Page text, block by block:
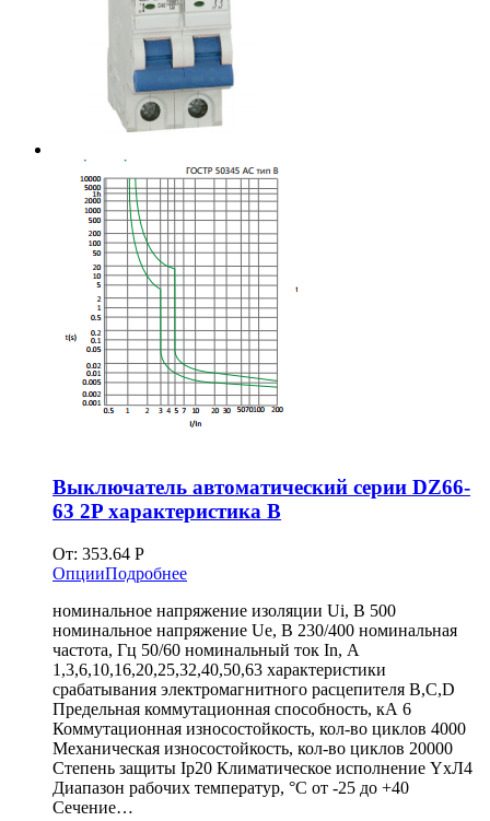
Выключатель автоматический серии DZ66-
63 2P характеристика В
От: 353.64 Р
ОпцииПодробнее
номинальное напряжение изоляции Ui, В 500
номинальное напряжение Ue, В 230/400 номинальная
частота, Гц 50/60 номинальный ток In, А
1,3,6,10,16,20,25,32,40,50,63 характеристики
срабатывания электромагнитного расцепителя B,C,D
Предельная коммутационная способность, кА 6
Коммутационная износостойкость, кол-во циклов 4000
Механическая износостойкость, кол-во циклов 20000
Степень защиты Ip20 Климатическое исполнение YxЛ4
Диапазон рабочих температур, °С от -25 до +40
Сечение…